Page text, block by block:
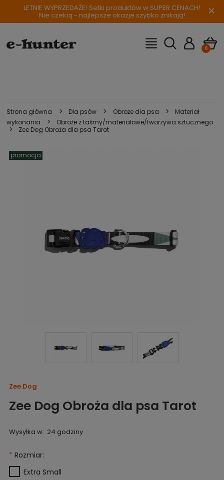
LETNIE WYPRZEDAŻE! Setki produktów w SUPER CENACH!
Nie czekaj - najlepsze okazje szybko znikają! ×
Strona główna > Dla psów > Obroże dla psa >
Materiał
wykonania
> Obroże z taśmy/materiałowe/tworzywa sztucznego
> Zee Dog Obroża dla psa Tarot
promocja
Zee.Dog
Zee Dog Obroża dla psa Tarot
Wysyłka w: 24 godziny
* Rozmiar:
Extra Small